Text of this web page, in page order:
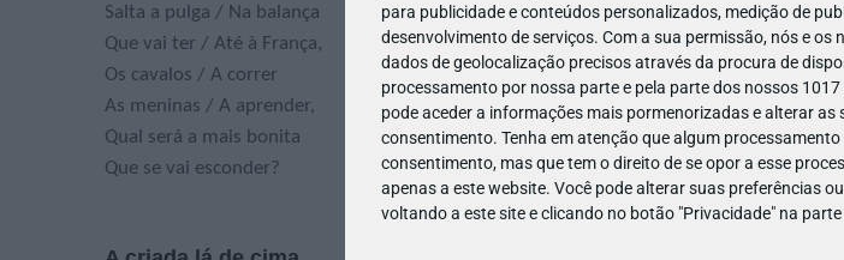
para publicidade e conteúdos personalizados, medição de
desenvolvimento de serviços. Com a sua permissão, nós e os
dados de geolocalização precisos através da procura de
processamento por nossa parte e pela parte dos nossos
pode aceder a informações mais pormenorizadas e alterar
consentimento. Tenha em atenção que algum
consentimento, mas que tem o direito de se opor a esse
apenas a este website. Você pode alterar suas preferências
voltando a este site e clicando no botão "Privacidade" na
Salta a pulga / Na balança
Que vai ter / Até à França,
Os cavalos / A correr
As meninas / A aprender,
Qual será a mais bonita
Que se vai esconder?